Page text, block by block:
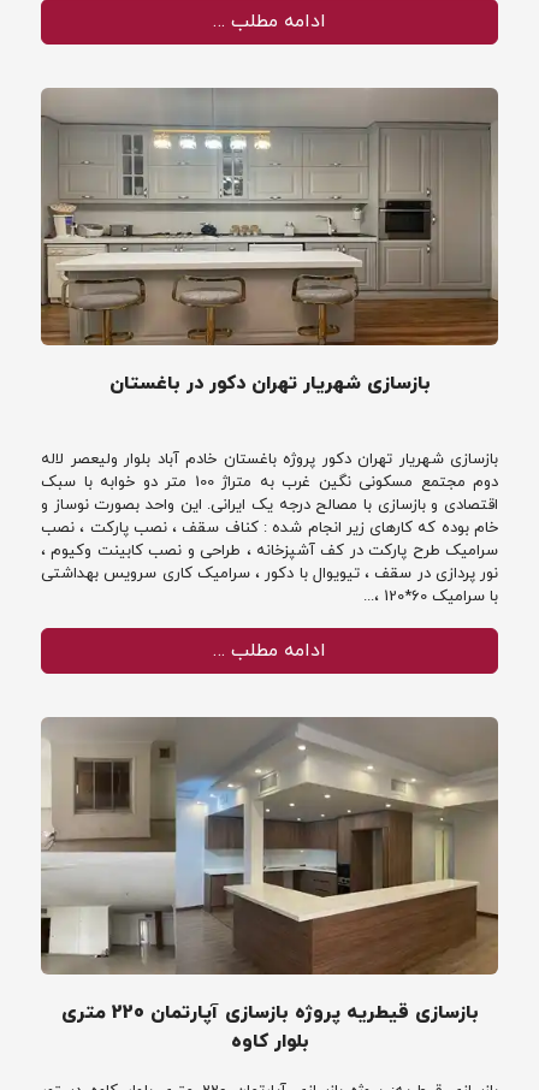
ادامه مطلب …
بازسازی شهریار تهران دکور در باغستان
بازسازی شهریار تهران دکور پروژه باغستان خادم آباد بلوار ولیعصر لاله
دوم مجتمع مسکونی نگین غرب به متراژ 100 متر دو خوابه با سبک
اقتصادی و بازسازی با مصالح درجه یک ایرانی. این واحد بصورت نوساز و
خام بوده که کارهای زیر انجام شده : کناف سقف ، نصب پارکت ، نصب
سرامیک طرح پارکت در کف آشپزخانه ، طراحی و نصب کابینت وکیوم ،
نور پردازی در سقف ، تیویوال با دکور ، سرامیک کاری سرویس بهداشتی
با سرامیک 60*120 ،...
ادامه مطلب …
بازسازی قیطریه پروژه بازسازی آپارتمان 220 متری
بلوار کاوه